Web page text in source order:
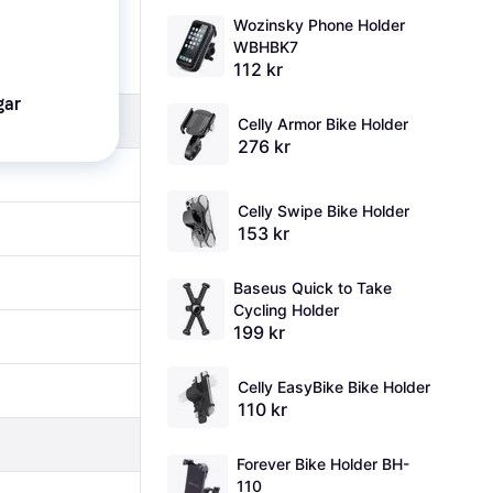
Wozinsky Phone Holder
WBHBK7
112 kr
Celly Armor Bike Holder
276 kr
Celly Swipe Bike Holder
153 kr
Baseus Quick to Take
Cycling Holder
199 kr
Celly EasyBike Bike Holder
110 kr
Forever Bike Holder BH-
110